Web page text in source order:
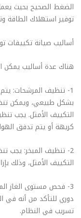
الضغط الصحيح بحيث
توفير استهلاك الطاقة
أساليب صيانة تكييفات
هناك عدة أساليب يمكن
1- تنظيف المرشحات:
بشكل طبيعي، ويمكن
التكييف الأمثل. يجب
كريهة أو يتم تدفق
2- تنظيف المبخر: يجب
التكييف الأمثل، وذلك
3- فحص مستوى الغاز
دوري للتأكد من أنه في
تسريب في النظام.